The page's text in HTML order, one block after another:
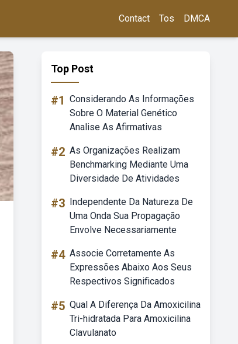
Contact Tos DMCA
Top Post
#1 Considerando As Informações
Sobre O Material Genético
Analise As Afirmativas
#2 As Organizações Realizam
Benchmarking Mediante Uma
Diversidade De Atividades
#3 Independente Da Natureza De
Uma Onda Sua Propagação
Envolve Necessariamente
#4 Associe Corretamente As
Expressões Abaixo Aos Seus
Respectivos Significados
#5 Qual A Diferença Da Amoxicilina
Tri-hidratada Para Amoxicilina
Clavulanato